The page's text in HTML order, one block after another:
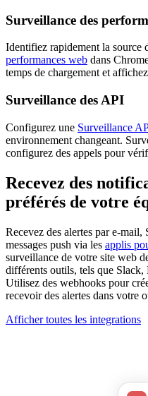
Surveillance des
Identifiez rapidement la source
performances web dans
temps de chargement et
Surveillance des API
Configurez une Surveillance
environnement changeant.
configurez des appels pour
Recevez des
préférés de votre
Recevez des alertes par e-
messages push via les applis
surveillance de votre site web
différents outils, tels que
Utilisez des webhooks pour
recevoir des alertes dans votre
Afficher toutes les integrations